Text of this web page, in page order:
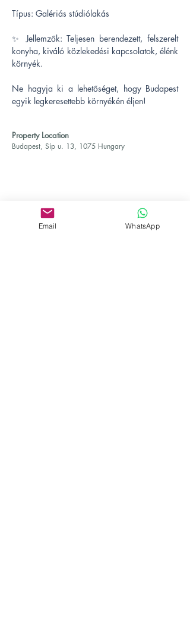
Típus: Galériás stúdiólakás
✨ Jellemzők: Teljesen berendezett, felszerelt
konyha, kiváló közlekedési kapcsolatok, élénk
környék.
Ne hagyja ki a lehetőséget, hogy Budapest
egyik legkeresettebb környékén éljen!
Property Location
Budapest, Síp u. 13, 1075 Hungary
Email WhatsApp